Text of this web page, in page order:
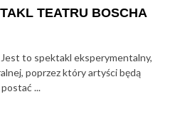
TEATRU BOSCHA
to spektakl eksperymentalny,
poprzez który artyści będą
...